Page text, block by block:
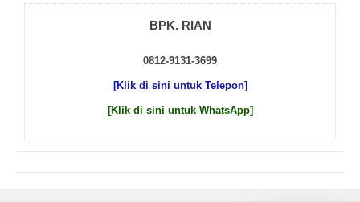
BPK. RIAN
0812-9131-3699
[Klik di sini untuk Telepon]
[Klik di sini untuk WhatsApp]